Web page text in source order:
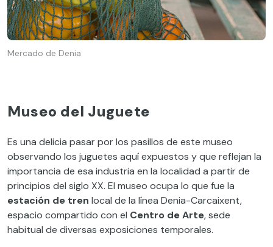
Mercado de Denia
Museo del Juguete
Es una delicia pasar por los pasillos de este museo
observando los juguetes aquí expuestos y que reflejan la
importancia de esa industria en la localidad a partir de
principios del siglo XX. El museo ocupa lo que fue la
estación de tren local de la línea Denia-Carcaixent,
espacio compartido con el Centro de Arte, sede
habitual de diversas exposiciones temporales.